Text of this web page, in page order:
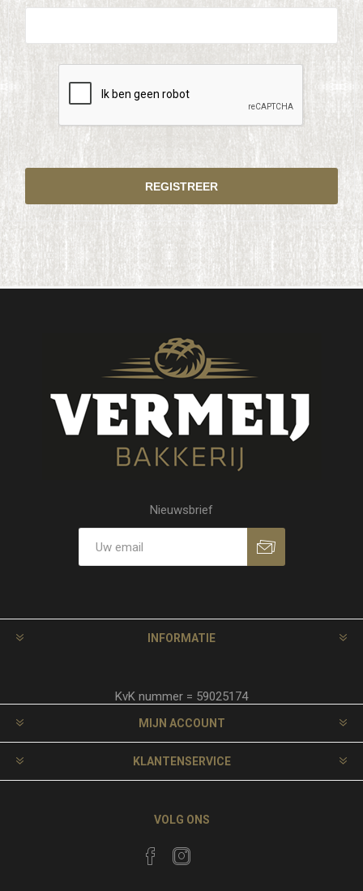
Nieuwsbrief
INFORMATIE
KvK nummer = 59025174
MIJN ACCOUNT
KLANTENSERVICE
VOLG ONS